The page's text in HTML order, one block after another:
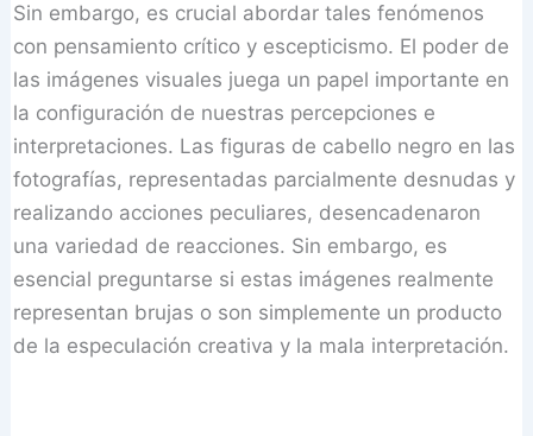
Sin embargo, es crucial abordar tales fenómenos
con pensamiento crítico y escepticismo. El poder de
las imágenes visuales juega un papel importante en
la configuración de nuestras percepciones e
interpretaciones. Las figuras de cabello negro en las
fotografías, representadas parcialmente desnudas y
realizando acciones peculiares, desencadenaron
una variedad de reacciones. Sin embargo, es
esencial preguntarse si estas imágenes realmente
representan brujas o son simplemente un producto
de la especulación creativa y la mala interpretación.